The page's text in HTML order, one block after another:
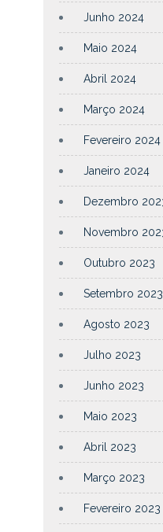
Junho 2024
Maio 2024
Abril 2024
Março 2024
Fevereiro 2024
Janeiro 2024
Dezembro
Novembro
Outubro 2023
Setembro 2023
Agosto 2023
Julho 2023
Junho 2023
Maio 2023
Abril 2023
Março 2023
Fevereiro 2023